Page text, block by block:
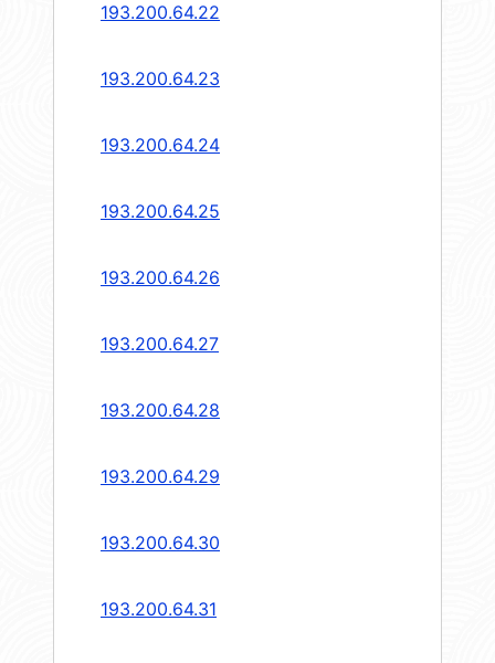
193.200.64.22
193.200.64.23
193.200.64.24
193.200.64.25
193.200.64.26
193.200.64.27
193.200.64.28
193.200.64.29
193.200.64.30
193.200.64.31